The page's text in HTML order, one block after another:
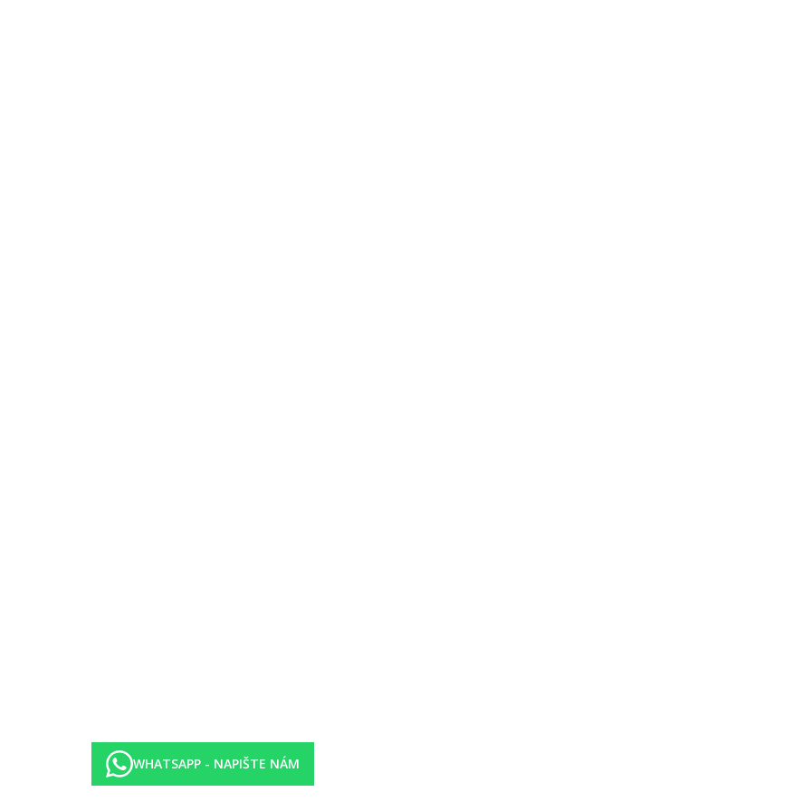
teplých a studených kanapek a bar
tak, aby zaručovaly maximální pohodlí a relaxaci. Každý pokoj je vybaven vlastním sociálním zařízením a koupelnou se sprchou či
a jsou plně klimatizovány. V každém pokoji je dostupné WiFi připojení. K dispozici jsou také prostorné suity s obývací částí
do hotelového fitness centra. Jestliže máte chuť objevovat poklady tohoto města, hotelový personál vám rád pomůže se vším, od
WHATSAPP - NAPIŠTE NÁM